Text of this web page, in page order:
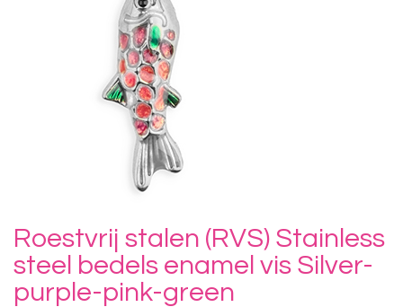
Roestvrij stalen (RVS) Stainless
steel bedels enamel vis Silver-
purple-pink-green